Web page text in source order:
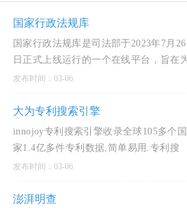
国家行政法规库
国家行政法规库是司法部于2023年7月26
日正式上线运行的一个在线平台，旨在
公众提供现行有效的行政法规以及历次修
发布时间：03-06
大为专利搜索引擎
innojoy专利搜索引擎收录全球105多个国
家1.4亿多件专利数据,简单易用.专利搜
索,innojoy专利搜索,中文专利搜索引擎,专
发布时间：03-06
澎湃明查